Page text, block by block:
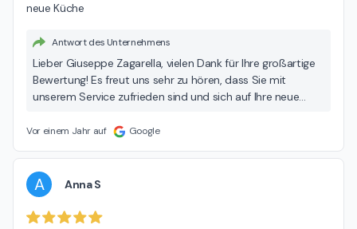
neue Küche
Antwort des Unternehmens
Lieber Giuseppe Zagarella, vielen Dank für Ihre großartige
Bewertung! Es freut uns sehr zu hören, dass Sie mit
unserem Service zufrieden sind und sich auf Ihre neue
weiterhin unser Bestes zu geben. Wenn Sie in Zukunft
Vor einem Jahr auf Google
A Anna S